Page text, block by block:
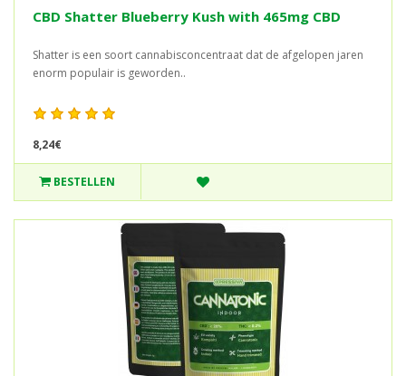
CBD Shatter Blueberry Kush with 465mg CBD
Shatter is een soort cannabisconcentraat dat de afgelopen jaren
enorm populair is geworden..
8,24€
BESTELLEN